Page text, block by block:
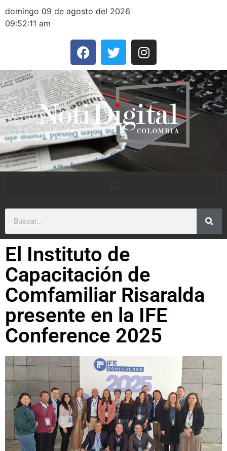
domingo 09 de agosto del 2026
09:52:11 am
El Instituto de
Capacitación de
Comfamiliar Risaralda
presente en la IFE
Conference 2025